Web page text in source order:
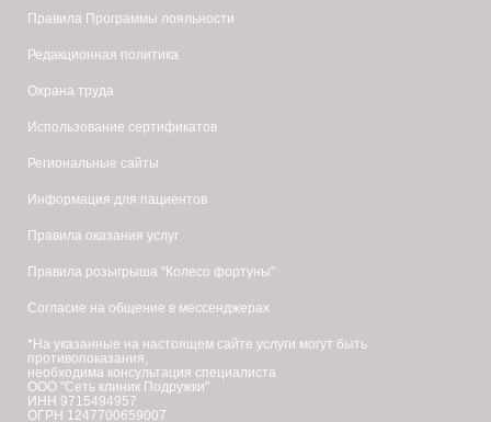
Правила Программы лояльности
Редакционная политика
Охрана труда
Использование сертификатов
Региональные сайты
Информация для пациентов
Правила оказания услуг
Правила розыгрыша "Колесо фортуны"
Согласие на общение в мессенджерах
*На указанные на настоящем сайте услуги могут быть
противопоказания,
необходима консультация специалиста
ООО "Сеть клиник Подружки"
ИНН 9715494957
ОГРН 1247700659007